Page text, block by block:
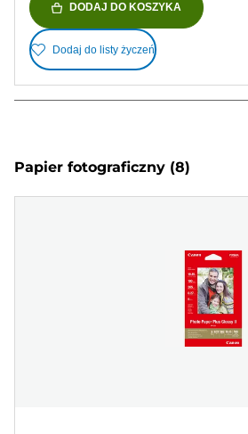
DODAJ DO KOSZYKA
Dodaj do listy życzeń
Papier fotograficzny (8)